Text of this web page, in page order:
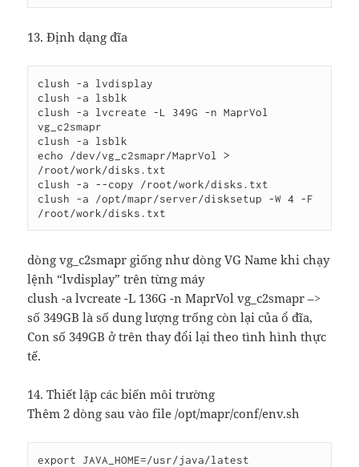
13. Định dạng đĩa
clush -a lvdisplay
clush -a lsblk
clush -a lvcreate -L 349G -n MaprVol
vg_c2smapr
clush -a lsblk
echo /dev/vg_c2smapr/MaprVol >
/root/work/disks.txt
clush -a --copy /root/work/disks.txt
clush -a /opt/mapr/server/disksetup -W 4 -F
dòng vg_c2smapr giống như dòng VG Name khi chạy
lệnh “lvdisplay” trên từng máy
clush -a lvcreate -L 136G -n MaprVol vg_c2smapr –>
số 349GB là số dung lượng trống còn lại của ổ đĩa,
Con số 349GB ở trên thay đổi lại theo tình hình thực
tế.
14. Thiết lập các biến môi trường
Thêm 2 dòng sau vào file /opt/mapr/conf/env.sh
export JAVA_HOME=/usr/java/latest